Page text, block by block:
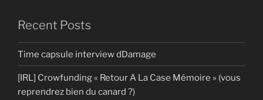
Recent Posts
Time capsule interview dDamage
[IRL] Crowfunding « Retour A La Case Mémoire » (vous
reprendrez bien du canard ?)